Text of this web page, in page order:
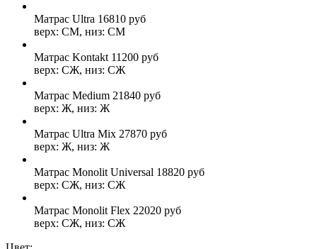
Матрас Ultra 16810 руб
верх: СМ, низ: СМ
Матрас Kontakt 11200 руб
верх: СЖ, низ: СЖ
Матрас Medium 21840 руб
верх: Ж, низ: Ж
Матрас Ultra Mix 27870 руб
верх: Ж, низ: Ж
Матрас Monolit Universal 18820 руб
верх: СЖ, низ: СЖ
Матрас Monolit Flex 22020 руб
верх: СЖ, низ: СЖ